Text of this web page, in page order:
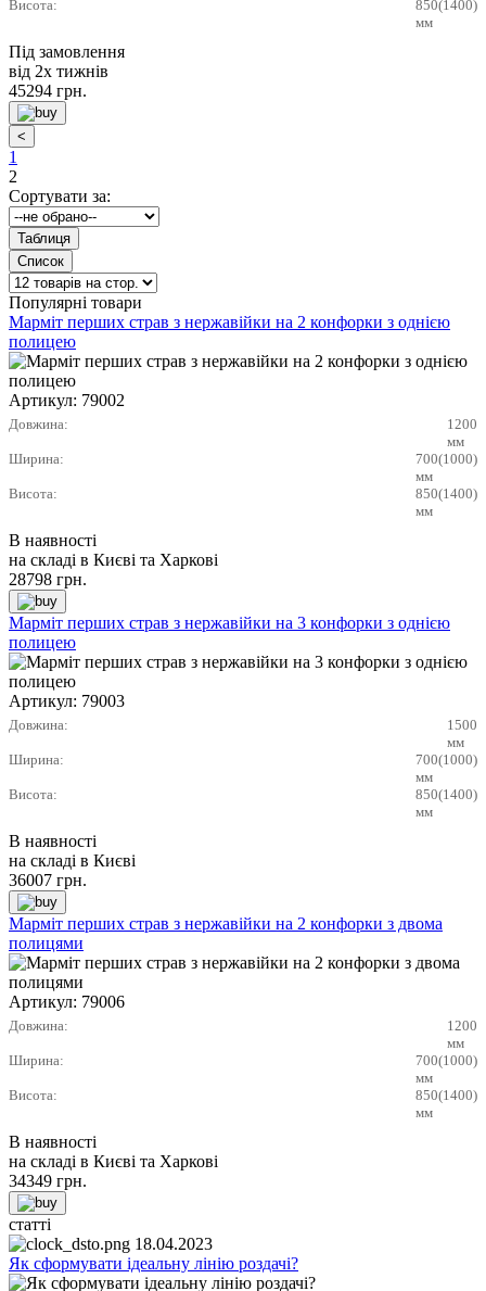
Висота:
850(1400)
мм
Під замовлення
від 2х тижнів
45294 грн.
1
2
Сортувати за:
Популярні товари
Марміт перших страв з нержавійки на 2 конфорки з однією
полицею
Артикул: 79002
Довжина:
1200
мм
Ширина:
700(1000)
мм
Висота:
850(1400)
мм
В наявності
на складі в Києві та Харкові
28798 грн.
Марміт перших страв з нержавійки на 3 конфорки з однією
полицею
Артикул: 79003
Довжина:
1500
мм
Ширина:
700(1000)
мм
Висота:
850(1400)
мм
В наявності
на складі в Києві
36007 грн.
Марміт перших страв з нержавійки на 2 конфорки з двома
полицями
Артикул: 79006
Довжина:
1200
мм
Ширина:
700(1000)
мм
Висота:
850(1400)
мм
В наявності
на складі в Києві та Харкові
34349 грн.
статті
18.04.2023
Як сформувати ідеальну лінію роздачі?